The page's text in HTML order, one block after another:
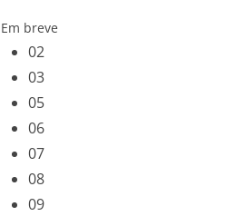
Em breve
02
03
05
06
07
08
09